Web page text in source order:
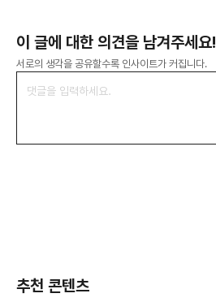
이 글에 대한 의견을 남겨주세요!
서로의 생각을 공유할수록 인사이트가 커집니다.
추천 콘텐츠